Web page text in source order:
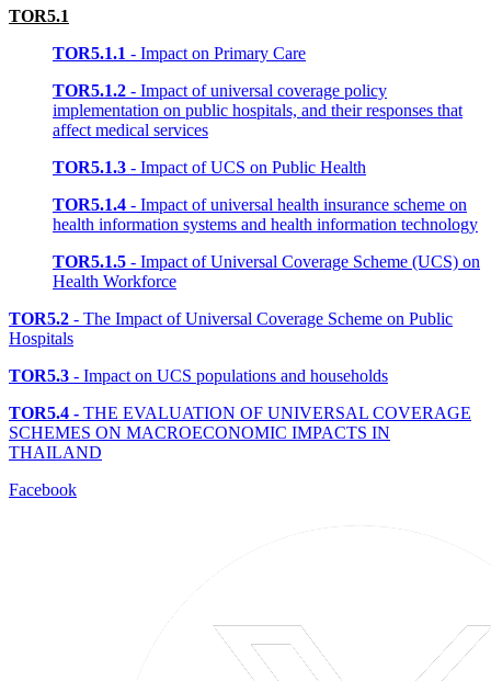
TOR5.1
TOR5.1.1 - Impact on Primary Care
TOR5.1.2 - Impact of universal coverage policy
implementation on public hospitals, and their responses that
affect medical services
TOR5.1.3 - Impact of UCS on Public Health
TOR5.1.4 - Impact of universal health insurance scheme on
health information systems and health information technology
TOR5.1.5 - Impact of Universal Coverage Scheme (UCS) on
Health Workforce
TOR5.2 - The Impact of Universal Coverage Scheme on Public
Hospitals
TOR5.3 - Impact on UCS populations and households
TOR5.4 - THE EVALUATION OF UNIVERSAL COVERAGE
SCHEMES ON MACROECONOMIC IMPACTS IN
THAILAND
Facebook